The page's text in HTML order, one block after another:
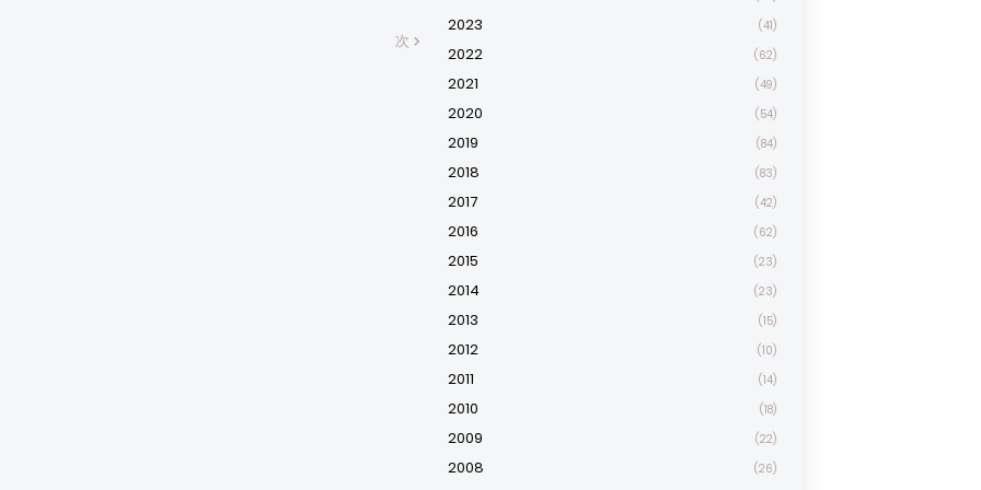
次
2023 (41)
2022 (62)
2021 (49)
2020 (54)
2019 (84)
2018 (83)
2017 (42)
2016 (62)
2015 (23)
2014 (23)
2013 (15)
2012 (10)
2011 (14)
2010 (18)
2009 (22)
2008 (26)